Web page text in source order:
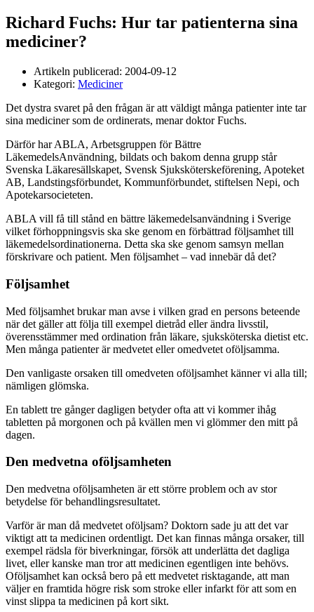
Richard Fuchs: Hur tar patienterna sina
mediciner?
Artikeln publicerad: 2004-09-12
Kategori: Mediciner
Det dystra svaret på den frågan är att väldigt många patienter inte tar
sina mediciner som de ordinerats, menar doktor Fuchs.
Därför har ABLA, Arbetsgruppen för Bättre
LäkemedelsAnvändning, bildats och bakom denna grupp står
Svenska Läkaresällskapet, Svensk Sjuksköterskeförening, Apoteket
AB, Landstingsförbundet, Kommunförbundet, stiftelsen Nepi, och
Apotekarsocieteten.
ABLA vill få till stånd en bättre läkemedelsanvändning i Sverige
vilket förhoppningsvis ska ske genom en förbättrad följsamhet till
läkemedelsordinationerna. Detta ska ske genom samsyn mellan
förskrivare och patient. Men följsamhet – vad innebär då det?
Följsamhet
Med följsamhet brukar man avse i vilken grad en persons beteende
när det gäller att följa till exempel dietråd eller ändra livsstil,
överensstämmer med ordination från läkare, sjuksköterska dietist etc.
Men många patienter är medvetet eller omedvetet oföljsamma.
Den vanligaste orsaken till omedveten oföljsamhet känner vi alla till;
nämligen glömska.
En tablett tre gånger dagligen betyder ofta att vi kommer ihåg
tabletten på morgonen och på kvällen men vi glömmer den mitt på
dagen.
Den medvetna oföljsamheten
Den medvetna oföljsamheten är ett större problem och av stor
betydelse för behandlingsresultatet.
Varför är man då medvetet oföljsam? Doktorn sade ju att det var
viktigt att ta medicinen ordentligt. Det kan finnas många orsaker, till
exempel rädsla för biverkningar, försök att underlätta det dagliga
livet, eller kanske man tror att medicinen egentligen inte behövs.
Oföljsamhet kan också bero på ett medvetet risktagande, att man
väljer en framtida högre risk som stroke eller infarkt för att som en
vinst slippa ta medicinen på kort sikt.